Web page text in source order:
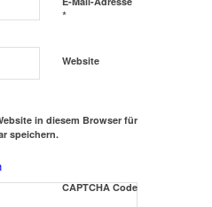
*
Website
in diesem Browser für
speichern.
CAPTCHA Code